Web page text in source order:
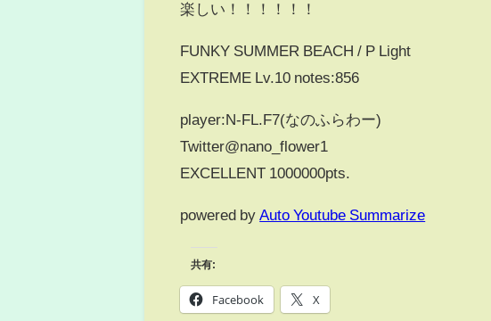
楽しい！！！！！！
FUNKY SUMMER BEACH / P Light
EXTREME Lv.10 notes:856
player:N-FL.F7(なのふらわー)
Twitter@nano_flower1
EXCELLENT 1000000pts.
powered by Auto Youtube Summarize
共有:
Facebook X